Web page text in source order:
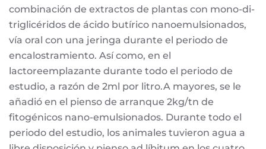
combinación de extractos de plantas con mono-di-
triglicéridos de ácido butírico nanoemulsionados,
vía oral con una jeringa durante el periodo de
encalostramiento. Así como, en el
lactoreemplazante durante todo el periodo de
estudio, a razón de 2ml por litro.A mayores, se le
añadió en el pienso de arranque 2kg/tn de
fitogénicos nano-emulsionados. Durante todo el
periodo del estudio, los animales tuvieron agua a